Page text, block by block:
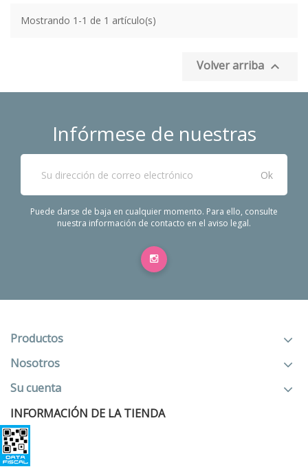
Mostrando 1-1 de 1 artículo(s)
Volver arriba 
Infórmese de nuestras
últimas noticias
Puede darse de baja en cualquier momento. Para ello, consulte
nuestra información de contacto en el aviso legal.
Productos
Nosotros
Su cuenta
INFORMACIÓN DE LA TIENDA